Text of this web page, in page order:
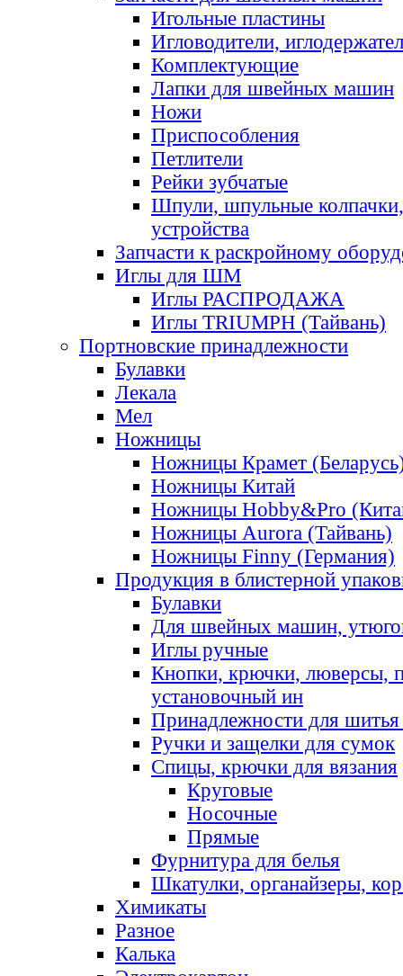
Игольные пластины
Игловодители,
Комплектующие
Лапки для швейных машин
Ножи
Приспособления
Петлители
Рейки зубчатые
Шпули, шпульные
устройства
Запчасти к раскройному
Иглы для ШМ
Иглы РАСПРОДАЖА
Иглы TRIUMPH (Тайвань)
Портновские принадлежности
Булавки
Лекала
Мел
Ножницы
Ножницы Крамет
Ножницы Китай
Ножницы Hobby&Pro
Ножницы Aurora (Тайвань)
Ножницы Finny (Германия)
Продукция в блистерной
Булавки
Для швейных машин,
Иглы ручные
Кнопки, крючки, люверсы,
установочный ин
Принадлежности для шитья
Ручки и защелки для сумок
Спицы, крючки для вязания
Круговые
Носочные
Прямые
Фурнитура для белья
Шкатулки, органайзеры,
Химикаты
Разное
Калька